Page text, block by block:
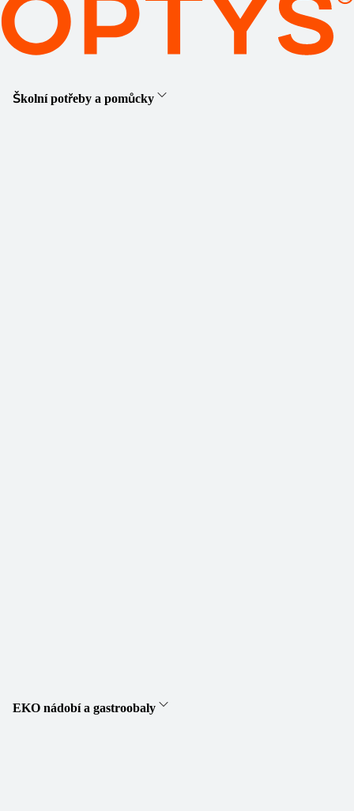
Školní potřeby a pomůcky
EKO nádobí a gastroobaly